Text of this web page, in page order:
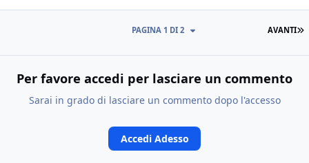
AVANTI
PAGINA 1 DI 2
Per favore accedi per lasciare un commento
Sarai in grado di lasciare un commento dopo l'accesso
Accedi Adesso